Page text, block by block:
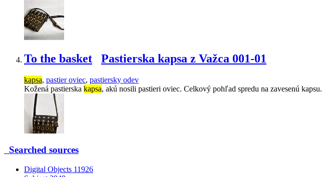
To the basket Pastierska kapsa z Važca 001-01
kapsa, pastier oviec, pastiersky odev
Kožená pastierska kapsa, akú nosili pastieri oviec. Celkový pohľad spredu na zavesenú kapsu.
Searched sources
Digital Objects 11926